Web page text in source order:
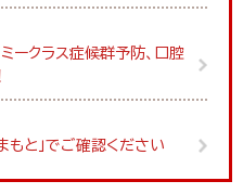
ークラス症候群予防、口腔
もと」でご確認ください